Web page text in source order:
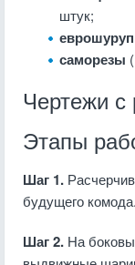
штук;
саморезы
Чертежи с
Этапы
Шаг 1.
будущего комода.
Шаг 2. На